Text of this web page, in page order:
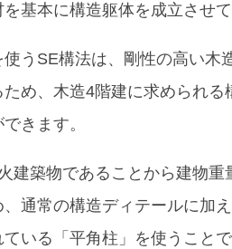
基本に構造躯体を成立させ
うSE構法は、剛性の高い木
め、木造4階建に求められる
きます。
建築物であることから建物重
、通常の構造ディテールに加
いる「平角柱」を使うこと